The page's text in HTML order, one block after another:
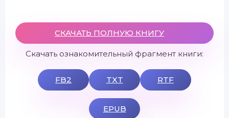
СКАЧАТЬ ПОЛНУЮ КНИГУ
Скачать ознакомительный фрагмент книги:
FB2 TXT RTF
EPUB